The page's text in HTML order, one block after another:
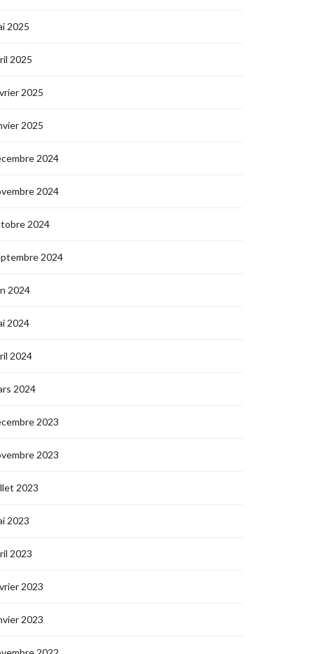
2025
2025
2025
2025
2024
2024
2024
2024
2024
2024
2024
2024
2023
2023
2023
2023
2023
2023
2023